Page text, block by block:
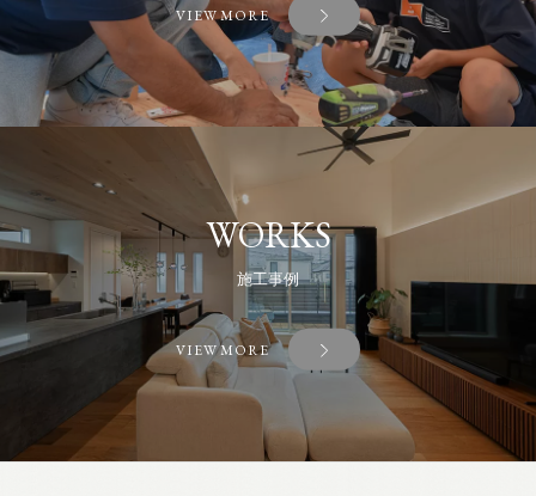
VIEW MORE
WORKS
施工事例
VIEW MORE